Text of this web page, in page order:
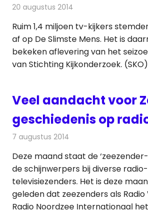
20 augustus 2014
Ruim 1,4 miljoen tv-kijkers
af op De Slimste Mens. Het is
bekeken aflevering van het
van Stichting Kijkonderzoek. (SKO)
Veel aandacht voor
geschiedenis op
7 augustus 2014
Deze maand staat de
de schijnwerpers bij diverse
televisiezenders. Het is deze
geleden dat zeezenders als
Radio Noordzee Internationaal